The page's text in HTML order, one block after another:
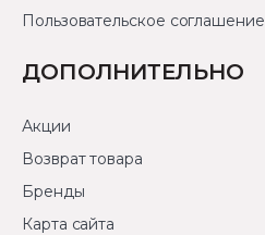
Пользовательское соглашение
ДОПОЛНИТЕЛЬНО
Акции
Возврат товара
Бренды
Карта сайта